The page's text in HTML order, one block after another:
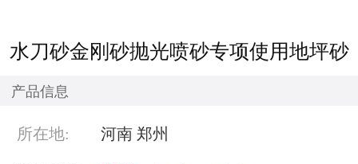
水刀砂金刚砂抛光喷砂专项使用地坪砂
产品信息
所在地: 河南 郑州